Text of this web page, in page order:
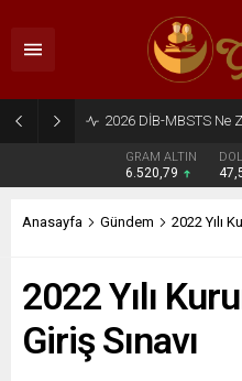
2026 DİB-MBSTS Ne
GRAM ALTIN
6.520,79
Anasayfa Gündem 2022 Yılı
2022 Yılı
Giriş Sınavı